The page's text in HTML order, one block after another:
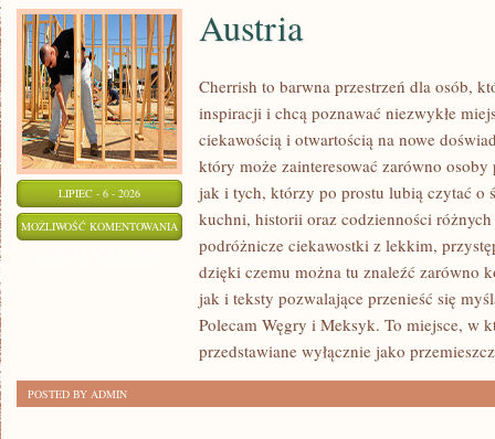
LIPIEC - 6 - 2026
MOŻLIWOŚĆ KOMENTOWANIA AUSTRIA
Austria
Cherrish to barwna przestrzeń dla osób,
inspiracji i chcą poznawać niezwykłe
ciekawością i otwartością na nowe
który może zainteresować zarówno
jak i tych, którzy po prostu lubią czytać o
kuchni, historii oraz codzienności
podróżnicze ciekawostki z lekkim,
dzięki czemu można tu znaleźć zarówno
jak i teksty pozwalające przenieść się
Polecam Węgry i Meksyk. To miejsce, w
przedstawiane wyłącznie jako
POSTED BY ADMIN